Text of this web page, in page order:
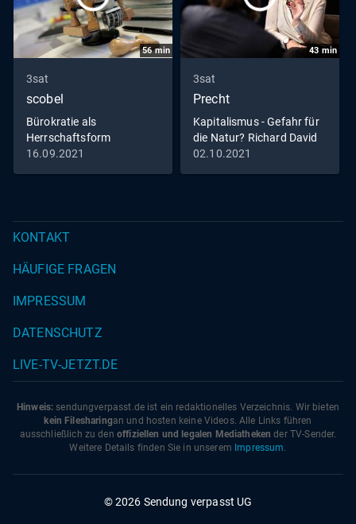
56min
3sat
scobel
Bürokratie als
Herrschaftsform
16.09.2021
43 min
3sat
Precht
Kapitalismus - Gefahr für
die Natur? Richard David
Precht im Gespräch mit
02.10.2021
KONTAKT
HÄUFIGE FRAGEN
IMPRESSUM
DATENSCHUTZ
LIVE-TV-JETZT.DE
Hinweis: sendungverpasst.de ist ein redaktionelles Verzeichnis. Wir bieten
kein Filesharingan und hosten keine Videos. Alle Links führen
ausschließlich zu den offiziellen und legalen Mediatheken der TV-Sender.
Weitere Details finden Sie in unserem Impressum.
© 2026 Sendung verpasst UG